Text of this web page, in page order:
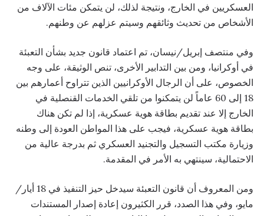
العسكريين في الخارج، ونتيجة لذلك، لن يتمكن مئات الآلاف من
الأشخاص من تحديث وثائقهم وسيتم عزلهم عن وطنهم.
وفي منتصف إبريل/نيسان، تم اعتماد قانون جديد بشأن التعبئة
في أوكرانيا، ومن بين التدابير الأخرى، تنص الوثيقة، على وجه
الخصوص، على أن الرجال الأوكرانيين الذين تتراوح أعمارهم بين
18 إلى 60 عاماً لن يتمكنوا من تلقي الخدمات القنصلية في
الخارج إلا عند تقديم بطاقة هوية عسكرية، إذا لم تكن هناك
بطاقة هوية عسكرية، فيجب على هذا المواطن العودة إلى وطنه
وزيارة مكتب التسجيل والتجنيد العسكري ثم بدرجة عالية من
الاحتمالية، سينتهي به الأمر في المقدمة.
ومن المعروف أن قانون التعبئة سيدخل حيز التنفيذ في 18 أيار/
مايو، وفي هذا الصدد، قرر الكثيرون إعادة إصدار المستندات